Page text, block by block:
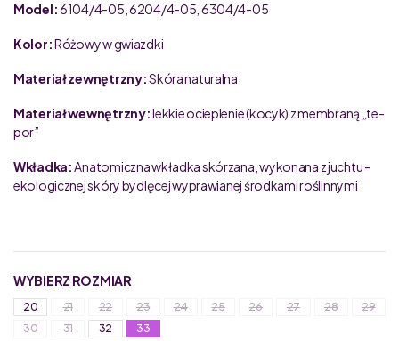
Model:6104/4-05, 6204/4-05, 6304/4-05
Kolor:Różowy w gwiazdki
Materiał zewnętrzny:Skóra naturalna
Materiał wewnętrzny:lekkie ocieplenie (kocyk) z membraną „te-
por”
Wkładka:Anatomiczna wkładka skórzana, wykonana z juchtu –
ekologicznej skóry bydlęcej wyprawianej środkami roślinnymi
WYBIERZ ROZMIAR
20 21 22 23 24 25 26 27 28
29
30
31 32 33